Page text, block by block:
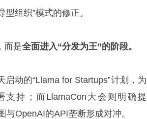
组织”模式的修正。
而是全面进入“分发为王”的阶段。
动的“Llama for Startups”计划，为
持；而LlamaCon大会则明确提
与OpenAI的API垄断形成对冲。